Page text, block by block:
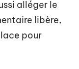
alléger le
libère,
pour